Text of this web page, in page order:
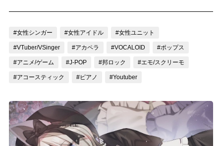
お問い合わせ
記事リクエスト
LINK
muevoクラウドファンディング
#女性シンガー #女性アイドル #女性ユニット
#VTuber/VSinger #アカペラ #VOCALOID #ポップス
#アニメ/ゲーム #J-POP #邦ロック #エモ/スクリーモ
#アコースティック #ピアノ #Youtuber